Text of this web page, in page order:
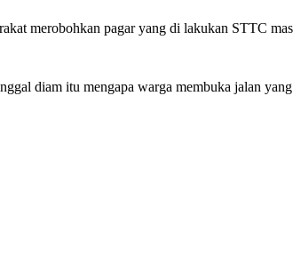
merobohkan pagar yang di lakukan STTC
diam itu mengapa warga membuka jalan